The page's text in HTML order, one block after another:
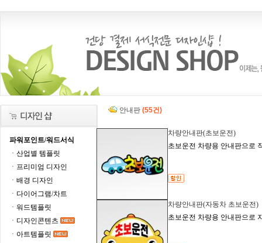
파워포인트/워드서식
ㆍ산업별 템플릿
ㆍ프리미엄 디자인
ㆍ배경 디자인
ㆍ다이어그램/차트
ㆍ워드템플릿
ㆍ디자인콘텐츠
ㆍ아트템플릿
안내판 (55건)
차량안내판(초보운전)
초보운전 차량용 안내판으로
차량안내판(자동차 초보운전)
초보운전 차량용 안내판으로